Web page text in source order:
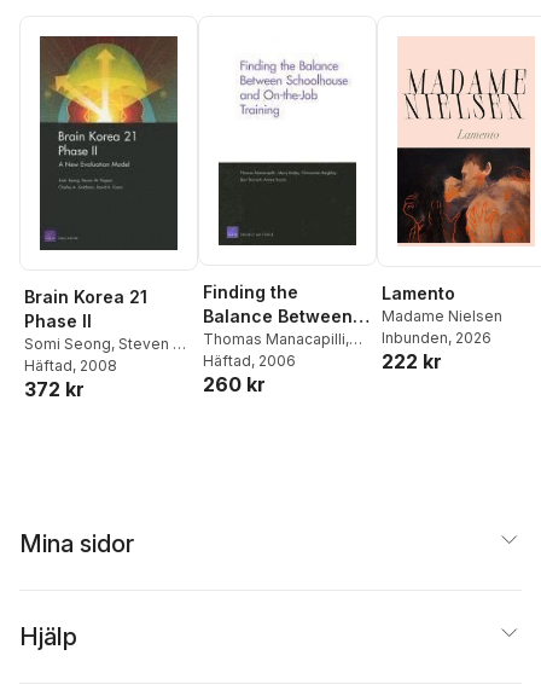
Brain Korea 21
Phase II
Somi Seong, Steven W.
Popper ,Charles A.
Goldman
Häftad, 2008
372 kr
Finding the
Balance Between
Schoolhouse and
On-the-job
Training
Thomas Manacapilli,
Alexis Bailey,
Christopher Beighley
Häftad, 2006
260 kr
Lamento
Madame Nielsen
Inbunden, 2026
222 kr
Mina sidor
Hjälp